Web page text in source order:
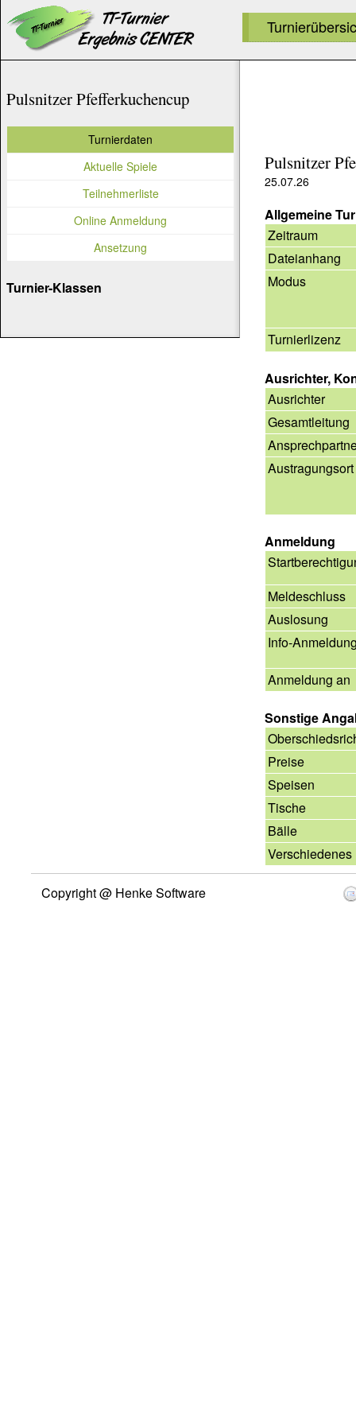
Pulsnitzer
25.07.26
Allgemeine
Zeitraum
Dateianhang
Modus
Turnierlizenz
Ausrichter,
Ausrichter
Gesamtleitung
Austragungsort
Anmeldung
Meldeschluss
Auslosung
Info-
Anmeldung an
Sonstige
Preise
Speisen
Tische
Bälle
Verschiedenes
Pulsnitzer Pfefferkuchencup
Turnierdaten
Aktuelle Spiele
Teilnehmerliste
Online Anmeldung
Ansetzung
Turnier-Klassen
Copyright @ Henke Software